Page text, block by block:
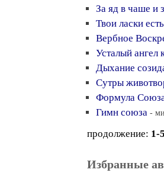
За яд в чаше и
Твои ласки
Вербное
Усталый ангел
Дыхание
Сутры
Формула
Гимн союза -
продолжение: 1-
Избранные